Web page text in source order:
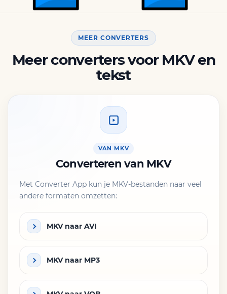
MEER CONVERTERS
Meer converters voor MKV en
tekst
VAN MKV
Converteren van MKV
Met Converter App kun je MKV-bestanden naar veel
andere formaten omzetten:
MKV naar AVI
MKV naar MP3